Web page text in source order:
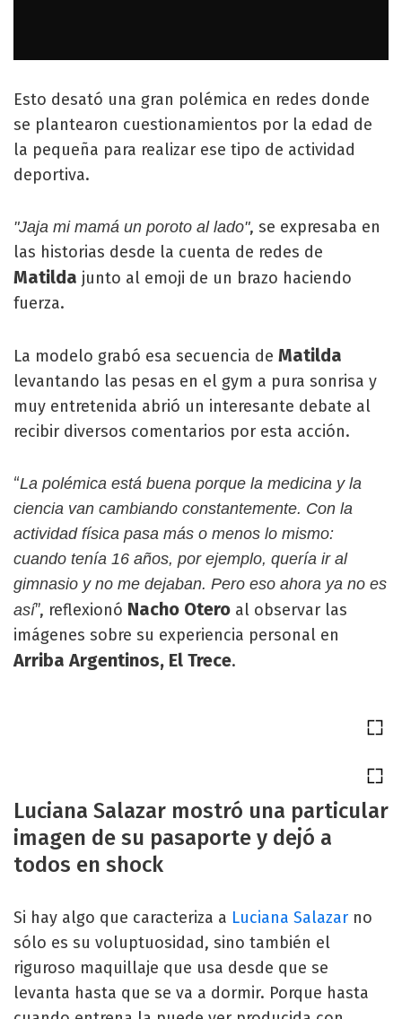
Esto desató una gran polémica en redes donde
se plantearon cuestionamientos por la edad de
la pequeña para realizar ese tipo de actividad
deportiva.
"Jaja mi mamá un poroto al lado", se expresaba en
las historias desde la cuenta de redes de
Matilda junto al emoji de un brazo haciendo
fuerza.
La modelo grabó esa secuencia de Matilda
levantando las pesas en el gym a pura sonrisa y
muy entretenida abrió un interesante debate al
recibir diversos comentarios por esta acción.
“La polémica está buena porque la medicina y la
ciencia van cambiando constantemente. Con la
actividad física pasa más o menos lo mismo:
cuando tenía 16 años, por ejemplo, quería ir al
gimnasio y no me dejaban. Pero eso ahora ya no es
así”, reflexionó Nacho Otero al observar las
imágenes sobre su experiencia personal en
Arriba Argentinos, El Trece.
Luciana Salazar mostró una particular
imagen de su pasaporte y dejó a
todos en shock
Si hay algo que caracteriza a Luciana Salazar no
sólo es su voluptuosidad, sino también el
riguroso maquillaje que usa desde que se
levanta hasta que se va a dormir. Porque hasta